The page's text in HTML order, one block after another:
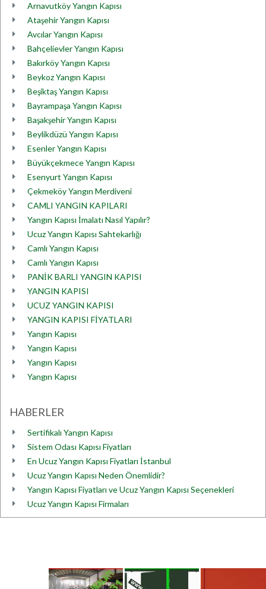
Arnavutköy Yangın Kapısı
Ataşehir Yangın Kapısı
Avcılar Yangın Kapısı
Bahçelievler Yangın Kapısı
Bakırköy Yangın Kapısı
Beykoz Yangın Kapısı
Beşiktaş Yangın Kapısı
Bayrampaşa Yangın Kapısı
Başakşehir Yangın Kapısı
Beylikdüzü Yangın Kapısı
Esenler Yangın Kapısı
Büyükçekmece Yangın Kapısı
Esenyurt Yangın Kapısı
Çekmeköy Yangın Merdiveni
CAMLI YANGIN KAPILARI
Yangın Kapısı İmalatı Nasıl Yapılır?
Ucuz Yangın Kapısı Sahtekarlığı
Camlı Yangın Kapısı
Camlı Yangın Kapısı
PANİK BARLI YANGIN KAPISI
YANGIN KAPISI
UCUZ YANGIN KAPISI
YANGIN KAPISI FİYATLARI
Yangın Kapısı
Yangın Kapısı
Yangın Kapısı
Yangın Kapısı
HABERLER
Sertifikalı Yangın Kapısı
Sistem Odası Kapısı Fiyatları
En Ucuz Yangın Kapısı Fiyatları İstanbul
Ucuz Yangın Kapısı Neden Önemlidir?
Yangın Kapısı Fiyatları ve Ucuz Yangın Kapısı Seçenekleri
Ucuz Yangın Kapısı Firmaları